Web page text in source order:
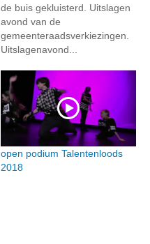
de buis gekluisterd. Uitslagen
avond van de
gemeenteraadsverkiezingen.
Uitslagenavond...
open podium Talentenloods
2018